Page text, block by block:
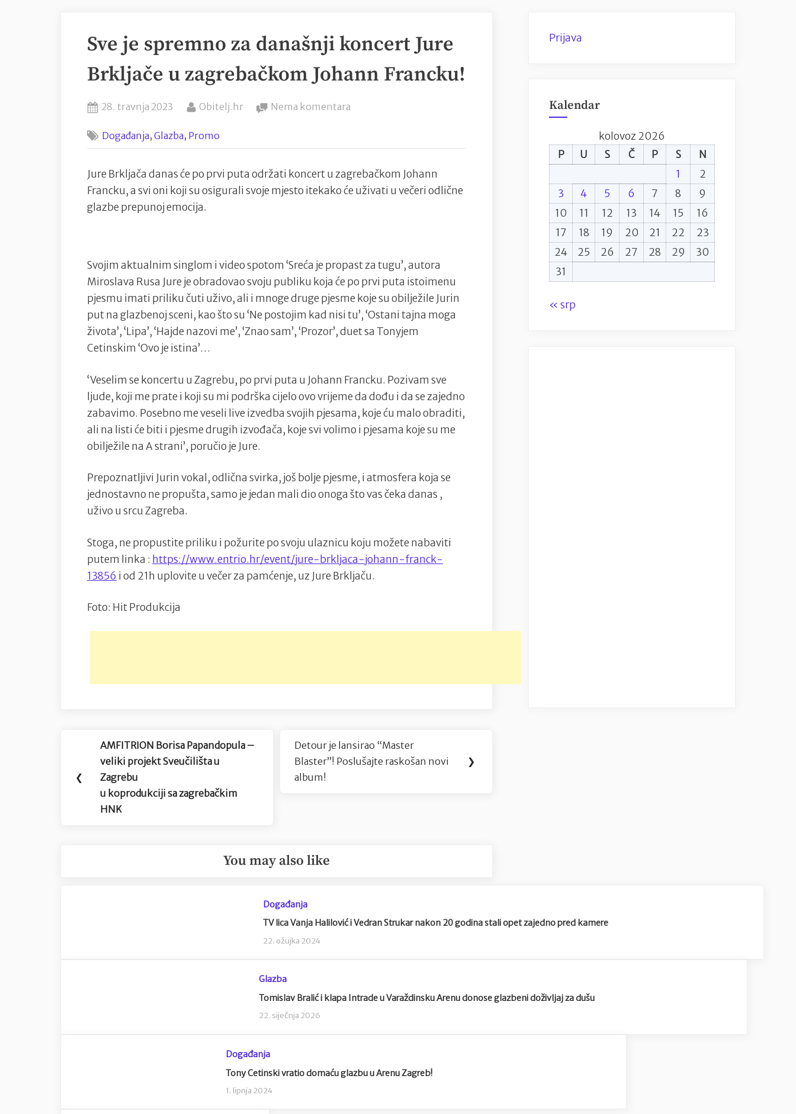
Sve je spremno za današnji koncert Jure
Brkljače u zagrebačkom Johann Francku!
Posted
28. travnja 2023 By
Obitelj.hr Nema komentara
za
današnji
zagrebačkom
Johann
Francku!
Događanja,Glazba, Promo
Jure Brkljača danas će po prvi puta održati koncert u zagrebačkom Johann
Francku, a svi oni koji su osigurali svoje mjesto itekako će uživati u večeri odlične
glazbe prepunoj emocija.
Svojim aktualnim singlom i video spotom ‘Sreća je propast za tugu’, autora
Miroslava Rusa Jure je obradovao svoju publiku koja će po prvi puta istoimenu
pjesmu imati priliku čuti uživo, ali i mnoge druge pjesme koje su obilježile Jurin
put na glazbenoj sceni, kao što su ‘Ne postojim kad nisi tu’, ‘Ostani tajna moga
života’, ‘Lipa’, ‘Hajde nazovi me’, ‘Znao sam’, ‘Prozor’, duet sa Tonyjem
Cetinskim ‘Ovo je istina’…
‘Veselim se koncertu u Zagrebu, po prvi puta u Johann Francku. Pozivam sve
ljude, koji me prate i koji su mi podrška cijelo ovo vrijeme da dođu i da se zajedno
zabavimo. Posebno me veseli live izvedba svojih pjesama, koje ću malo obraditi,
ali na listi će biti i pjesme drugih izvođača, koje svi volimo i pjesama koje su me
obilježile na A strani’, poručio je Jure.
Prepoznatljivi Jurin vokal, odlična svirka, još bolje pjesme, i atmosfera koja se
jednostavno ne propušta, samo je jedan mali dio onoga što vas čeka danas ,
uživo u srcu Zagreba.
Stoga, ne propustite priliku i požurite po svoju ulaznicu koju možete nabaviti
putem linka : https://www.entrio.hr/event/jure-brkljaca-johann-franck-
13856 i od 21h uplovite u večer za pamćenje, uz Jure Brkljaču.
Foto: Hit Produkcija
Navigacija
objava
❮
Previous
Post:
AMFITRION Borisa Papandopula –
veliki projekt Sveučilišta u
Zagrebu
u koprodukciji sa zagrebačkim
HNK
Next
Post:
Detour je lansirao “Master
Blaster”! Poslušajte raskošan novi
album!
❯
You may also like
Događanja
TV lica Vanja Halilović i Vedran Strukar nakon 20 godina stali opet zajedno pred kamere
22. ožujka 2024
Glazba
Tomislav Bralić i klapa Intrade u Varaždinsku Arenu donose glazbeni doživljaj za dušu
22. siječnja 2026
Događanja
Tony Cetinski vratio domaću glazbu u Arenu Zagreb!
1. lipnja 2024
Prijava
Kalendar
kolovoz 2026
P
U S Č P S
N
1
2
3
4 5 6 7 8
9
10
11 12 13 14 15
16
17
18 19 20 21 22
23
24
25 26 27 28 29
30
31
« srp